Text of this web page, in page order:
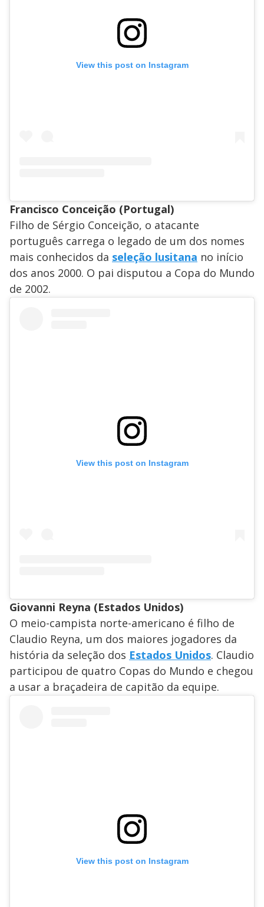
View this post on Instagram
Francisco Conceição (Portugal)
Filho de Sérgio Conceição, o atacante
português carrega o legado de um dos nomes
mais conhecidos da seleção lusitana no início
dos anos 2000. O pai disputou a Copa do Mundo
de 2002.
View this post on Instagram
Giovanni Reyna (Estados Unidos)
O meio-campista norte-americano é filho de
Claudio Reyna, um dos maiores jogadores da
história da seleção dos Estados Unidos. Claudio
participou de quatro Copas do Mundo e chegou
a usar a braçadeira de capitão da equipe.
View this post on Instagram